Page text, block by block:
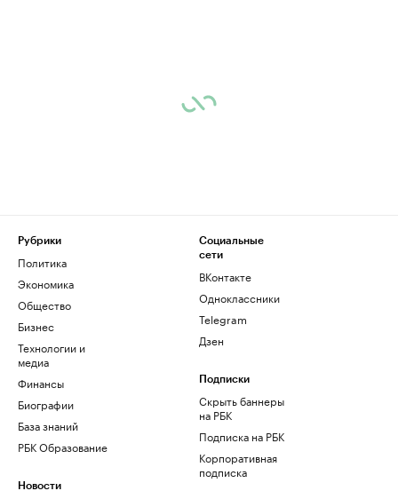
Рубрики
Политика
Экономика
Общество
Бизнес
Технологии и
медиа
Финансы
Биографии
База знаний
РБК Образование
Новости
Социальные
сети
ВКонтакте
Одноклассники
Telegram
Дзен
Подписки
Скрыть баннеры
на РБК
Подписка на РБК
Корпоративная
подписка